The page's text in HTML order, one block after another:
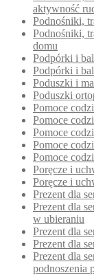
aktywność
Podnośniki,
Podnośniki,
domu
Podpórki i
Podpórki i
Poduszki i
Poduszki
Pomoce
Pomoce
Pomoce
Pomoce
Pomoce
Poręcze i
Poręcze i
Prezent dla
Prezent dla
w ubieraniu
Prezent dla
Prezent dla
Prezent dla
podnoszenia